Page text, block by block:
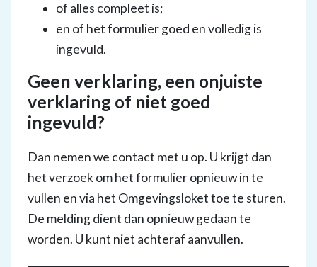
of alles compleet is;
en of het formulier goed en volledig is
ingevuld.
Geen verklaring, een onjuiste
verklaring of niet goed
ingevuld?
Dan nemen we contact met u op. U krijgt dan
het verzoek om het formulier opnieuw in te
vullen en via het Omgevingsloket toe te sturen.
De melding dient dan opnieuw gedaan te
worden. U kunt niet achteraf aanvullen.